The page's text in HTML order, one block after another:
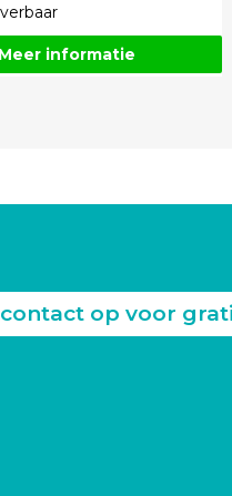
Meer informatie
op voor